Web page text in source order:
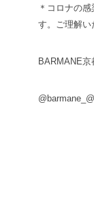
＊コロナの
す。ご理解い
BARMANE京
@barmane_